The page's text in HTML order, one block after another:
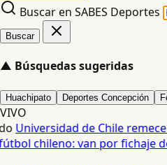
Buscar en SABES Deportes
Buscar
▲ Búsquedas sugeridas
Huachipato Deportes Concepción
VIVO
Universidad de Chile
chileno: van por fichaje